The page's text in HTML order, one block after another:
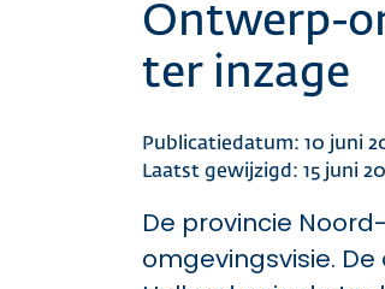
Ontwerp-
ter inzage
Publicatiedatum: 10 juni
Laatst gewijzigd: 15 juni
De provincie
omgevingsvisie.